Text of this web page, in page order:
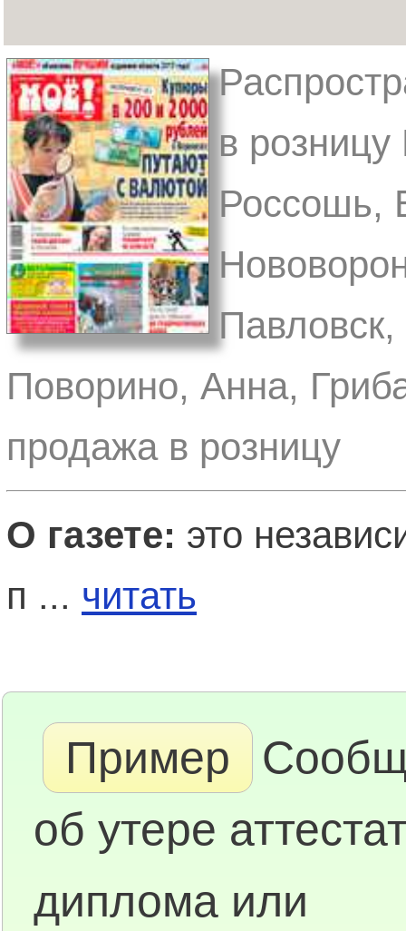
в
Россошь,
Поворино, Анна,
продажа в розницу
О газете: это
п ... читать
Пример
об утере
диплома или